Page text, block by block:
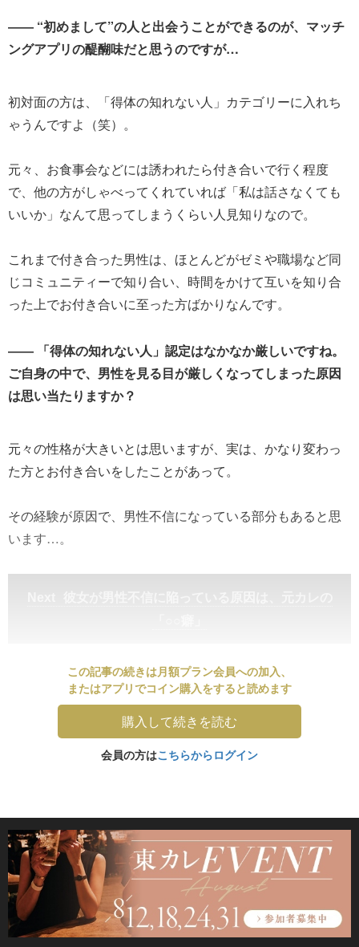
―― “初めまして”の人と出会うことができるのが、マッチ
ングアプリの醍醐味だと思うのですが…
初対面の方は、「得体の知れない人」カテゴリーに入れち
ゃうんですよ（笑）。
元々、お食事会などには誘われたら付き合いで行く程度
で、他の方がしゃべってくれていれば「私は話さなくても
いいか」なんて思ってしまうくらい人見知りなので。
これまで付き合った男性は、ほとんどがゼミや職場など同
じコミュニティーで知り合い、時間をかけて互いを知り合
った上でお付き合いに至った方ばかりなんです。
―― 「得体の知れない人」認定はなかなか厳しいですね。
ご自身の中で、男性を見る目が厳しくなってしまった原因
は思い当たりますか？
元々の性格が大きいとは思いますが、実は、かなり変わっ
た方とお付き合いをしたことがあって。
その経験が原因で、男性不信になっている部分もあると思
います…。
この記事の続きは月額プラン会員への加入、
またはアプリでコイン購入をすると読めます
購入して続きを読む
会員の方はこちらからログイン